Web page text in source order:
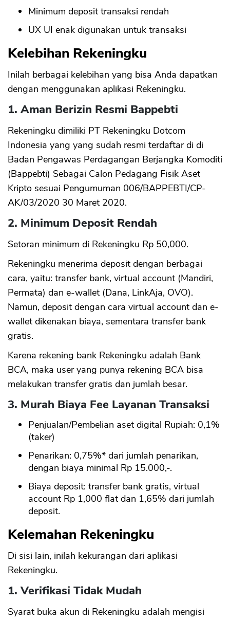
Minimum deposit transaksi rendah
UX UI enak digunakan untuk transaksi
Kelebihan Rekeningku
Inilah berbagai kelebihan yang bisa Anda dapatkan
dengan menggunakan aplikasi Rekeningku.
1. Aman Berizin Resmi Bappebti
Rekeningku dimiliki PT Rekeningku Dotcom
Indonesia yang yang sudah resmi terdaftar di di
Badan Pengawas Perdagangan Berjangka Komoditi
(Bappebti) Sebagai Calon Pedagang Fisik Aset
Kripto sesuai Pengumuman 006/BAPPEBTI/CP-
AK/03/2020 30 Maret 2020.
2. Minimum Deposit Rendah
Setoran minimum di Rekeningku Rp 50,000.
Rekeningku menerima deposit dengan berbagai
cara, yaitu: transfer bank, virtual account (Mandiri,
Permata) dan e-wallet (Dana, LinkAja, OVO).
Namun, deposit dengan cara virtual account dan e-
wallet dikenakan biaya, sementara transfer bank
gratis.
Karena rekening bank Rekeningku adalah Bank
BCA, maka user yang punya rekening BCA bisa
melakukan transfer gratis dan jumlah besar.
3. Murah Biaya Fee Layanan Transaksi
Penjualan/Pembelian aset digital Rupiah: 0,1%
(taker)
Penarikan: 0,75%* dari jumlah penarikan,
dengan biaya minimal Rp 15.000,-.
Biaya deposit: transfer bank gratis, virtual
account Rp 1,000 flat dan 1,65% dari jumlah
deposit.
Kelemahan Rekeningku
Di sisi lain, inilah kekurangan dari aplikasi
Rekeningku.
1. Verifikasi Tidak Mudah
Syarat buka akun di Rekeningku adalah mengisi